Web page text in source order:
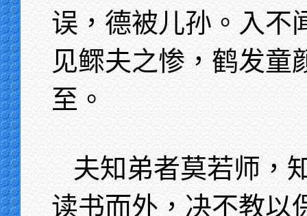
误，德被儿孙。入不
见鳏夫之惨，鹤发童
至。
夫知弟者莫若师，
读书而外，决不教以